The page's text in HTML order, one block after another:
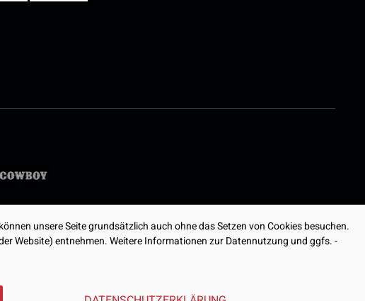
unsere Seite grundsätzlich auch ohne das Setzen von Cookies besuchen.
Website) entnehmen. Weitere Informationen zur Datennutzung und ggfs. -